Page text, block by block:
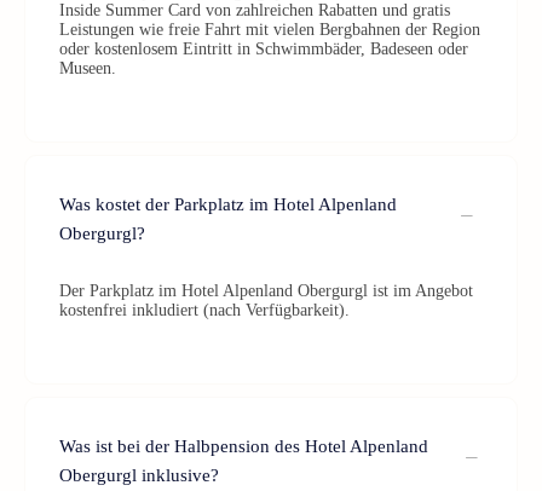
Inside Summer Card von zahlreichen Rabatten und gratis
Leistungen wie freie Fahrt mit vielen Bergbahnen der Region
oder kostenlosem Eintritt in Schwimmbäder, Badeseen oder
Museen.
Was kostet der Parkplatz im Hotel Alpenland
Obergurgl?
Der Parkplatz im Hotel Alpenland Obergurgl ist im Angebot
kostenfrei inkludiert (nach Verfügbarkeit).
Was ist bei der Halbpension des Hotel Alpenland
Obergurgl inklusive?